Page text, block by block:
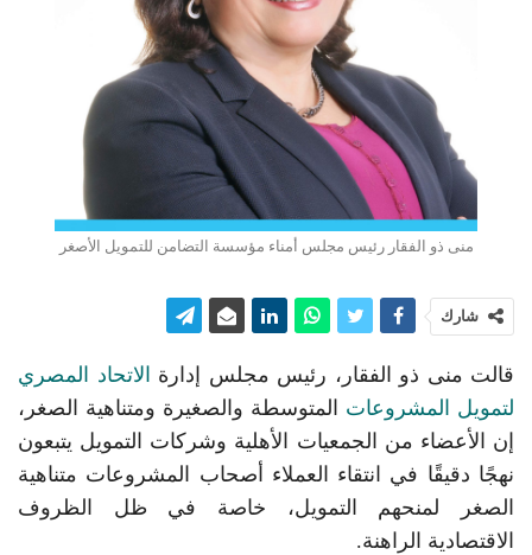
منى ذو الفقار رئيس مجلس أمناء مؤسسة التضامن للتمويل الأصغر
شارك
قالت منى ذو الفقار، رئيس مجلس إدارة
الاتحاد المصري
لتمويل المشروعات المتوسطة والصغيرة ومتناهية الصغر،
إن الأعضاء من الجمعيات الأهلية وشركات التمويل يتبعون
نهجًا دقيقًا في انتقاء العملاء أصحاب المشروعات متناهية
الصغر لمنحهم التمويل، خاصة في ظل الظروف
الاقتصادية الراهنة.